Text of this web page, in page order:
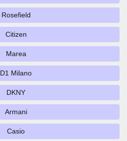
Rosefield
Citizen
Marea
D1 Milano
DKNY
Armani
Casio